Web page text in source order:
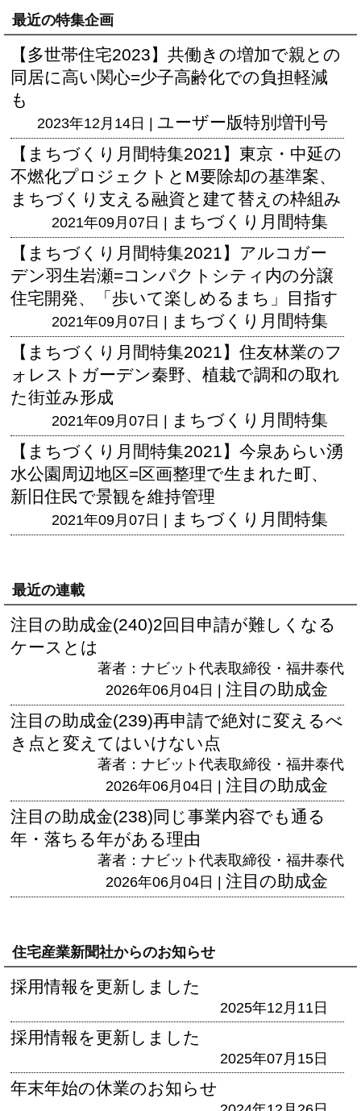
最近の特集企画
【多世帯住宅2023】共働きの増加で親との
同居に高い関心=少子高齢化での負担軽減
も
2023年12月14日 | ユーザー版特別増刊号
【まちづくり月間特集2021】東京・中延の
不燃化プロジェクトとM要除却の基準案、
まちづくり支える融資と建て替えの枠組み
2021年09月07日 | まちづくり月間特集
【まちづくり月間特集2021】アルコガー
デン羽生岩瀬=コンパクトシティ内の分譲
住宅開発、「歩いて楽しめるまち」目指す
2021年09月07日 | まちづくり月間特集
【まちづくり月間特集2021】住友林業のフ
ォレストガーデン秦野、植栽で調和の取れ
た街並み形成
2021年09月07日 | まちづくり月間特集
【まちづくり月間特集2021】今泉あらい湧
水公園周辺地区=区画整理で生まれた町、
新旧住民で景観を維持管理
2021年09月07日 | まちづくり月間特集
最近の連載
注目の助成金(240)2回目申請が難しくなる
ケースとは
著者：ナビット代表取締役・福井泰代
2026年06月04日 | 注目の助成金
注目の助成金(239)再申請で絶対に変えるべ
き点と変えてはいけない点
著者：ナビット代表取締役・福井泰代
2026年06月04日 | 注目の助成金
注目の助成金(238)同じ事業内容でも通る
年・落ちる年がある理由
著者：ナビット代表取締役・福井泰代
2026年06月04日 | 注目の助成金
住宅産業新聞社からのお知らせ
採用情報を更新しました
2025年12月11日
採用情報を更新しました
2025年07月15日
年末年始の休業のお知らせ